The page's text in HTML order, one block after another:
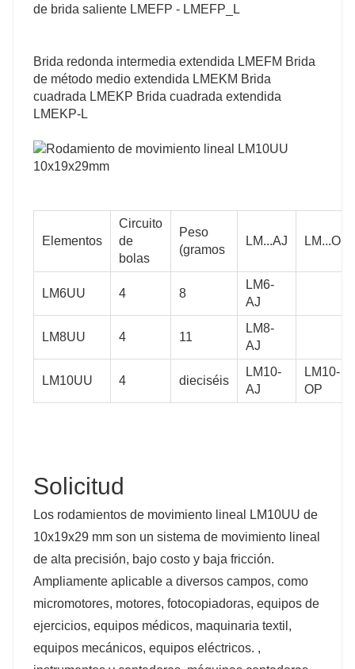
de brida saliente LMEFP - LMEFP_L
Brida redonda intermedia extendida LMEFM Brida
de método medio extendida LMEKM Brida
cuadrada LMEKP Brida cuadrada extendida
LMEKP-L
Elementos
Circuito
de
bolas
Peso
(gramos
LM...AJ LM...OP
LM6UU 4 8
LM6-
AJ
LM8UU 4 11
LM8-
AJ
LM10UU 4 dieciséis
LM10-
AJ
LM10-
OP
Solicitud
Los rodamientos de movimiento lineal LM10UU de
10x19x29 mm son un sistema de movimiento lineal
de alta precisión, bajo costo y baja fricción.
Ampliamente aplicable a diversos campos, como
micromotores, motores, fotocopiadoras, equipos de
ejercicios, equipos médicos, maquinaria textil,
equipos mecánicos, equipos eléctricos. ,